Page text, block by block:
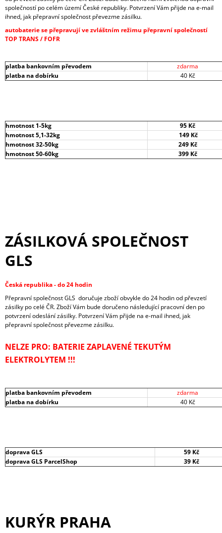
společností po celém území České republiky. Potvrzení Vám přijde na e-mail
ihned, jak přepravní společnost převezme zásilku.
autobaterie se přepravují ve zvláštním režimu přepravní společností
TOP TRANS / FOFR
platba bankovním převodem
zdarma
platba na dobírku
40 Kč
hmotnost 1-5kg
95 Kč
hmotnost 5,1-32kg
149 Kč
hmotnost 32-50kg
249 Kč
hmotnost 50-60kg
399 Kč
ZÁSILKOVÁ SPOLEČNOST
GLS
Česká republika - do 24 hodin
Přepravní společnost GLS doručuje zboží obvykle do 24 hodin od převzetí
zásilky po celé ČR. Zboží Vám bude doručeno následující pracovní den po
potvrzení odeslání zásilky. Potvrzení Vám přijde na e-mail ihned, jak
přepravní společnost převezme zásilku.
NELZE PRO: BATERIE ZAPLAVENÉ TEKUTÝM
ELEKTROLYTEM !!!
platba bankovním převodem
zdarma
platba na dobírku
40 Kč
doprava GLS
59 Kč
doprava GLS ParcelShop
39 Kč
KURÝR PRAHA
A
J
Í
?
D
E
M
E
AUTOBATERIE
EXIDE
AGM,
82AH,
12V,
EK820
190
Kč